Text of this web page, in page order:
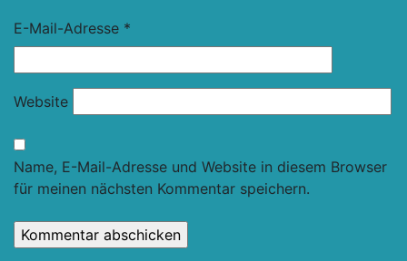
E-Mail-Adresse *
Website
Name, E-Mail-Adresse und Website in diesem Browser
für meinen nächsten Kommentar speichern.